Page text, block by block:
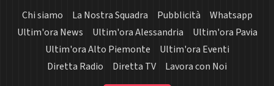
Chi siamo La Nostra Squadra Pubblicità
Whatsapp
Ultim'ora News
Ultim'ora Alessandria
Ultim'ora Pavia
Ultim'ora Alto Piemonte
Ultim'ora Eventi
Diretta Radio
Diretta TV Lavora con Noi